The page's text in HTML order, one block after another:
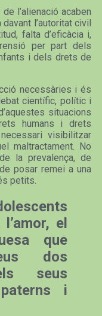
l’alienació acaben
l’autoritat civil
falta d’eficàcia i,
per part dels
i dels drets de
necessàries i és
científic, polític i
situacions
humans i drets
visibilitzar
maltractament. No
la prevalença, de
posar remei a una
petits.
el
que
dos
seus
i